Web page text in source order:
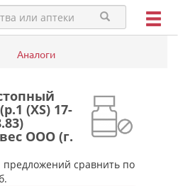
Аналоги
(XS) 17-
ООО (г.
в
предложений сравнить по